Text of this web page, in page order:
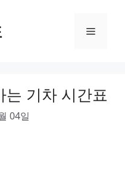
Menu
는 기차 시간표
04일